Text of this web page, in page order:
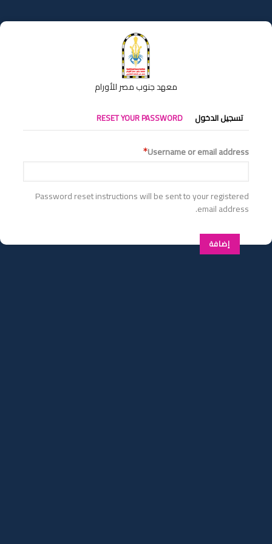
إلى
المحتوى
معهد جنوب مصر للأورام
التبويبات
الأساسية
تسجيل الدخول RESET YOUR PASSWORD
Username or email address
Password reset instructions will be sent to your registered
email address.